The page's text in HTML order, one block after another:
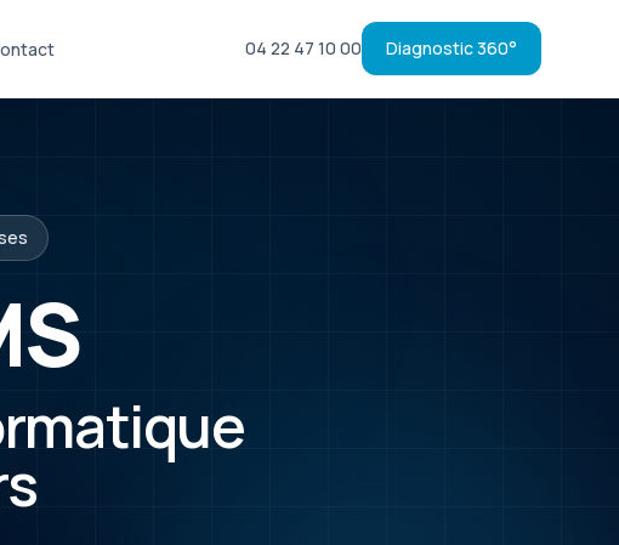
04 22 47 10 00 Diagnostic 360°